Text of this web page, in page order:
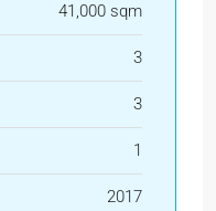
41,000 sqm
3
3
1
2017